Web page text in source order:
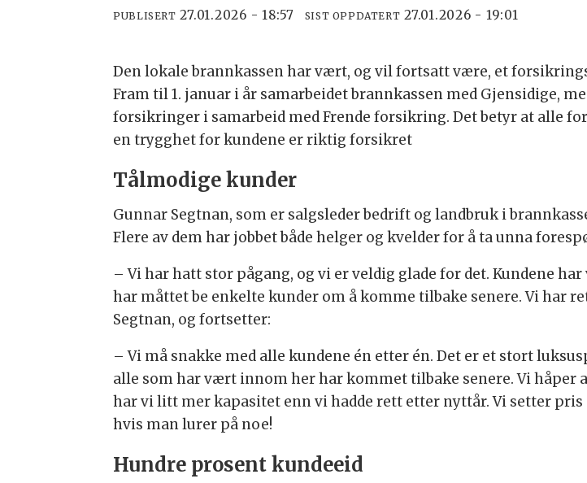
PUBLISERT 27.01.2026 - 18:57 SIST OPPDATERT 27.01.2026 - 19:01
Den lokale brannkassen har vært, og vil fortsatt være, et
Fram til 1. januar i år samarbeidet brannkassen med Gjensidige,
forsikringer i samarbeid med Frende forsikring. Det betyr at alle
en trygghet for kundene er riktig forsikret
Tålmodige kunder
Gunnar Segtnan, som er salgsleder bedrift og landbruk i
Flere av dem har jobbet både helger og kvelder for å ta unna
– Vi har hatt stor pågang, og vi er veldig glade for det. Kundene
har måttet be enkelte kunder om å komme tilbake senere. Vi har
Segtnan, og fortsetter:
– Vi må snakke med alle kundene én etter én. Det er et stort
alle som har vært innom her har kommet tilbake senere. Vi håper
har vi litt mer kapasitet enn vi hadde rett etter nyttår. Vi setter
hvis man lurer på noe!
Hundre prosent kundeeid